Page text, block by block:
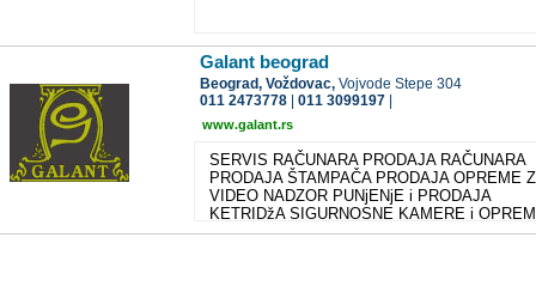
Galant beograd
Beograd,Voždovac,Vojvode Stepe 304
011 2473778 |011 3099197
www.galant.rs
SERVIS RAČUNARA PRODAJA RAČUNARA
PRODAJA ŠTAMPAČA PRODAJA OPREME
VIDEO NADZOR PUNjENjE i PRODAJA
KETRIDžA SIGURNOSNE KAMERE i
KOVERTOVANjE WEB DIZAJN